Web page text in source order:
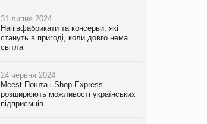
31 липня 2024
Напівфабрикати та консерви, які
стануть в пригоді, коли довго нема
світла
24 червня 2024
Meest Пошта і Shop-Express
розширюють можливості українських
підприємців